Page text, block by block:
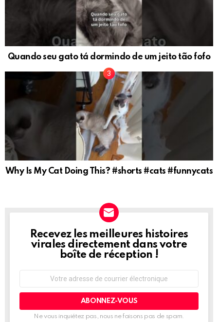
Quando seu gato tá dormindo de um jeito tão fofo
Why Is My Cat Doing This? #shorts #cats #funnycats
NEWSLETTER
Recevez les meilleures histoires
virales directement dans votre
boîte de réception !
courrier
Ne vous inquiétez pas, nous ne faisons pas de spam.